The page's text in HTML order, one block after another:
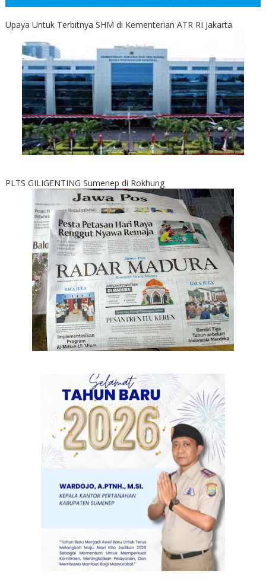
Upaya Untuk Terbitnya SHM di Kementerian ATR RI Jakarta
PLTS GILIGENTING Sumenep di Rokhung